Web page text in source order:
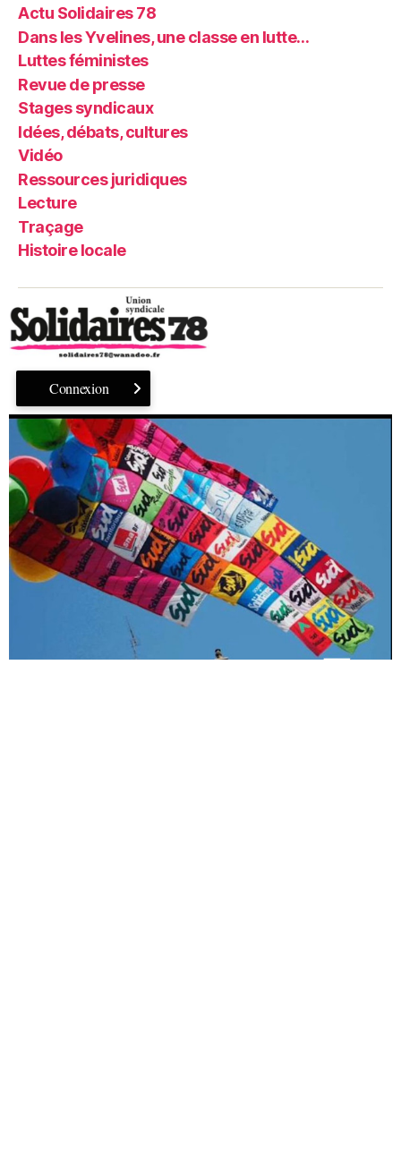
Actu Solidaires 78
Dans les Yvelines, une classe en lutte…
Luttes féministes
Revue de presse
Stages syndicaux
Idées, débats, cultures
Vidéo
Ressources juridiques
Lecture
Traçage
Histoire locale
Connexion